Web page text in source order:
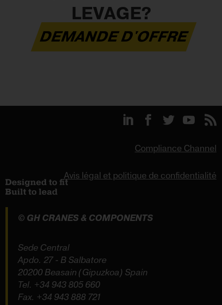
LEVAGE?
DEMANDE D'OFFRE
Compliance Channel
Avis légal et politique de confidentialité
© GH CRANES & COMPONENTS
Sede Central
Apdo. 27 - B Salbatore
20200 Beasain (Gipuzkoa) Spain
Tel. +34 943 805 660
Fax. +34 943 888 721